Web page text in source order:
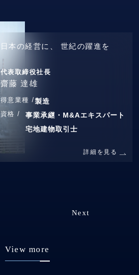
日本の経営に、 世紀の躍進を
代表取締役社長
齋藤 達雄
得意業種 /製造
資格 /
事業承継・M&Aエキスパート
宅地建物取引士
詳細を見る
Next
View more